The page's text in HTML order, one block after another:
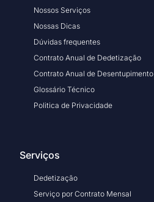
Nossos Serviços
Nossas Dicas
Dúvidas frequentes
Contrato Anual de Dedetização
Contrato Anual de Desentupimento
Glossário Técnico
Politica de Privacidade
Serviços
Dedetização
Serviço por Contrato Mensal